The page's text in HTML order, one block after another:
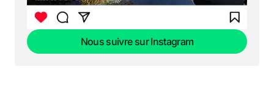
Nous suivre sur Instagram